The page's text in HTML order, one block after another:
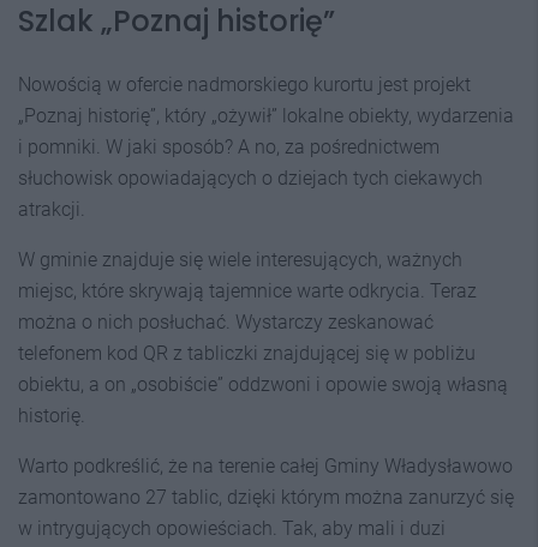
Szlak „Poznaj historię”
Nowością w ofercie nadmorskiego kurortu jest projekt
„Poznaj historię”, który „ożywił” lokalne obiekty, wydarzenia
i pomniki. W jaki sposób? A no, za pośrednictwem
słuchowisk opowiadających o dziejach tych ciekawych
atrakcji.
W gminie znajduje się wiele interesujących, ważnych
miejsc, które skrywają tajemnice warte odkrycia. Teraz
można o nich posłuchać. Wystarczy zeskanować
telefonem kod QR z tabliczki znajdującej się w pobliżu
obiektu, a on „osobiście” oddzwoni i opowie swoją własną
historię.
Warto podkreślić, że na terenie całej Gminy Władysławowo
zamontowano 27 tablic, dzięki którym można zanurzyć się
w intrygujących opowieściach. Tak, aby mali i duzi